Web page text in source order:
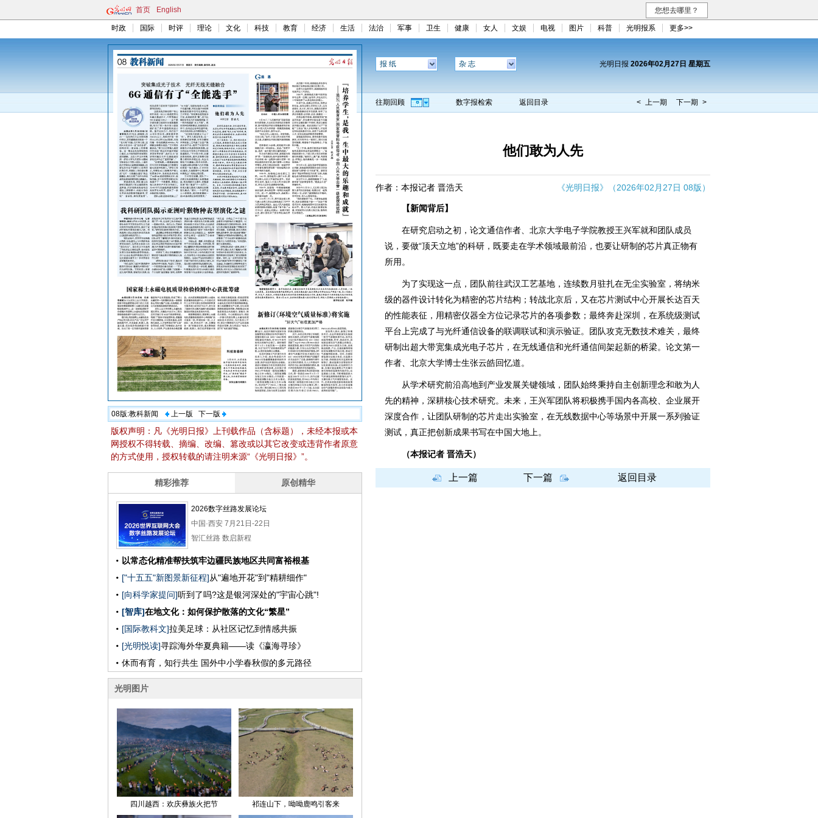
首页 English 您想去哪里？
时政 国际 时评 理论 文化 科技 教育 经济 生活 法治 军事 卫生 健康 女人 文娱 电视 图片 科普 光明报系 更多>>
08版:教科新闻 上一版 下一版
版权声明：凡《光明日报》上刊载作品（含标题），未经本报或本
网授权不得转载、摘编、改编、篡改或以其它改变或违背作者原意
的方式使用，授权转载的请注明来源“《光明日报》”。
报 纸 杂 志 光明日报 2026年02月27日 星期五
往期回顾 数字报检索 返回目录 < 上一期 下一期 >
他们敢为人先
作者：本报记者 晋浩天 《光明日报》（2026年02月27日 08版）
【新闻背后】
在研究启动之初，论文通信作者、北京大学电子学院教授王兴军就和团队成员
说，要做“顶天立地”的科研，既要走在学术领域最前沿，也要让研制的芯片真正物有
所用。
为了实现这一点，团队前往武汉工艺基地，连续数月驻扎在无尘实验室，将纳米
级的器件设计转化为精密的芯片结构；转战北京后，又在芯片测试中心开展长达百天
的性能表征，用精密仪器全方位记录芯片的各项参数；最终奔赴深圳，在系统级测试
平台上完成了与光纤通信设备的联调联试和演示验证。团队攻克无数技术难关，最终
研制出超大带宽集成光电子芯片，在无线通信和光纤通信间架起新的桥梁。论文第一
作者、北京大学博士生张云皓回忆道。
从学术研究前沿高地到产业发展关键领域，团队始终秉持自主创新理念和敢为人
先的精神，深耕核心技术研究。未来，王兴军团队将积极携手国内各高校、企业展开
深度合作，让团队研制的芯片走出实验室，在无线数据中心等场景中开展一系列验证
测试，真正把创新成果书写在中国大地上。
（本报记者 晋浩天）
上一篇 下一篇 返回目录